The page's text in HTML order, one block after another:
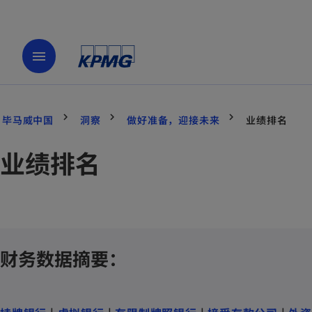
menu
毕马威中国 洞察 做好准备，迎接未来 业绩排名
业绩排名
财务数据摘要：